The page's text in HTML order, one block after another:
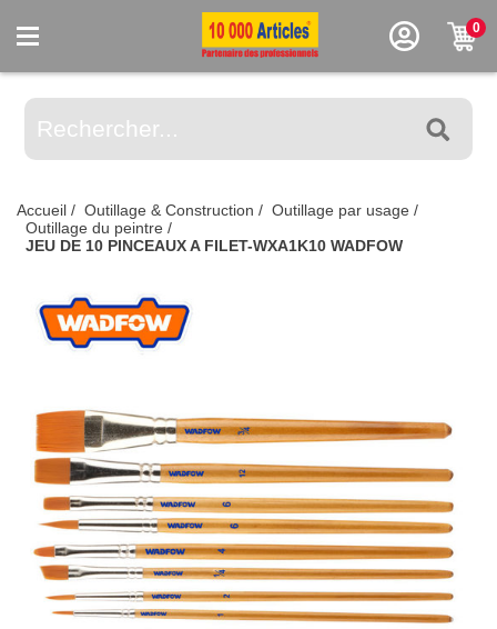
0
Accueil / Outillage & Construction / Outillage par usage /
Outillage du peintre /
JEU DE 10 PINCEAUX A FILET-WXA1K10 WADFOW